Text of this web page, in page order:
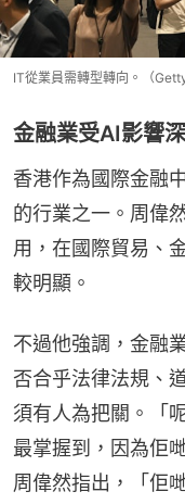
IT從業員需轉型轉向。（
金融業受AI影響
香港作為國際金融
的行業之一。周偉
用，在國際貿易、
較明顯。
不過他強調，金融
否合乎法律法規、
須有人為把關。「
最掌握到，因為佢
周偉然指出，「佢